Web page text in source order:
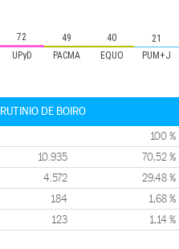
UPyD PACMA EQUO PUM+J
72
49 40 21
DE BOIRO
100 %
10.935 70,52 %
4.572 29,48 %
184 1,68 %
123 1,14 %